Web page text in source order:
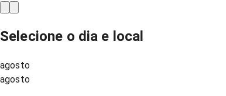
Selecione o dia e local
agosto
agosto